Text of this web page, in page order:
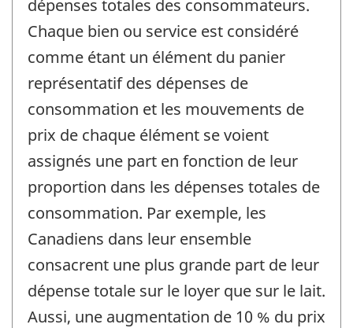
dépenses totales des consommateurs.
Chaque bien ou service est considéré
comme étant un élément du panier
représentatif des dépenses de
consommation et les mouvements de
prix de chaque élément se voient
assignés une part en fonction de leur
proportion dans les dépenses totales de
consommation. Par exemple, les
Canadiens dans leur ensemble
consacrent une plus grande part de leur
dépense totale sur le loyer que sur le lait.
Aussi, une augmentation de 10 % du prix